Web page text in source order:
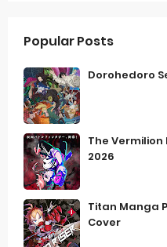
Popular Posts
Dorohedoro
The Vermilion
2026
Titan Manga
Cover